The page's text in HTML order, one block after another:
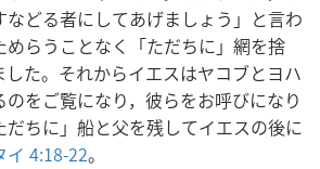
どる者にしてあげましょう」と言わ
めらうことなく「ただちに」網を捨
た。それからイエスはヤコブとヨハ
をご覧になり，彼らをお呼びになり
だちに」船と父を残してイエスの後に
イ 4:18-22。